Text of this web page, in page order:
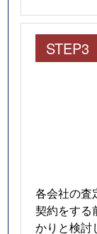
STEP3
各会社の査
契約をする
かりと検討